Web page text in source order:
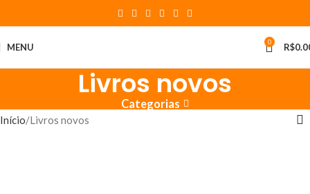
MENU 0 R$
Livros novos
Categorias
Início Livros novos